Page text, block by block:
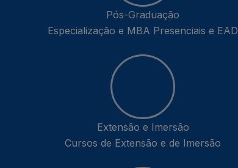
Pós-Graduação
Especialização e MBA Presenciais e EAD
Extensão e Imersão
Cursos de Extensão e de Imersão